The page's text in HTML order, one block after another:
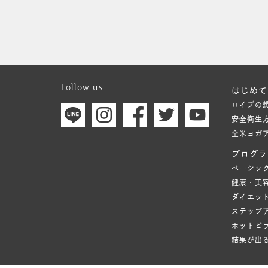
Follow us はじめ
ロイブの
安全衛生
全米ヨガ
プログ
ベーシッ
健康・美
ダイエッ
ステップ
ホットピ
結果が出